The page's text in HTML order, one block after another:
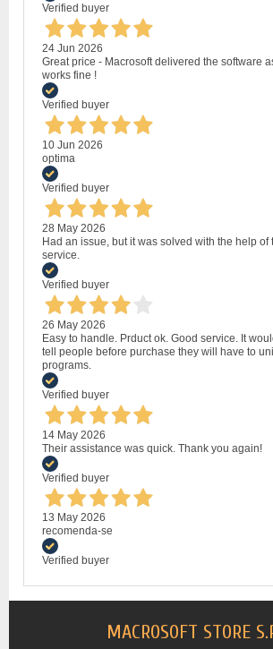
Verified buyer
24 Jun 2026
Great price - Macrosoft delivered the software
works fine !
Verified buyer
10 Jun 2026
optima
Verified buyer
28 May 2026
Had an issue, but it was solved with the help of
service.
Verified buyer
26 May 2026
Easy to handle. Prduct ok. Good service. It
tell people before purchase they will have to
programs.
Verified buyer
14 May 2026
Their assistance was quick. Thank you again!
Verified buyer
13 May 2026
recomenda-se
Verified buyer
MACROSOFT STORE